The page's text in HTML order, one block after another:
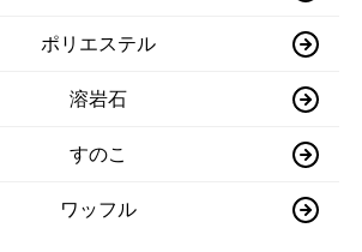
ポリエステル
溶岩石
すのこ
ワッフル